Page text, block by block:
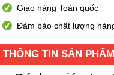
Giao hàng Toàn quốc
Đảm bảo chất lượng
THÔNG TIN SẢN PHẨM